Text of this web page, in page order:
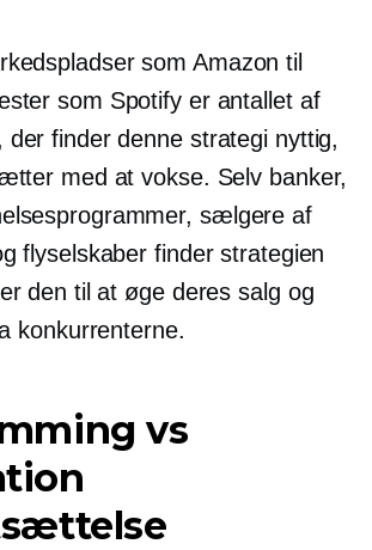
som Amazon til
som Spotify er antallet af
der finder denne strategi nyttig,
med at vokse. Selv banker,
sælgere af
flyselskaber finder strategien
den til at øge deres salg og
konkurrenterne.
vs